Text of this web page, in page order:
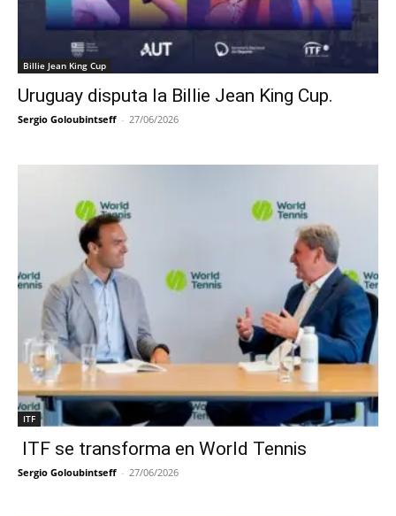
Billie Jean King Cup
Uruguay disputa la Billie Jean King Cup.
Sergio Goloubintseff - 27/06/2026
ITF
ITF se transforma en World Tennis
Sergio Goloubintseff - 27/06/2026